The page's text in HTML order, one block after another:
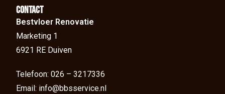
Contact
Bestvloer Renovatie
Marketing 1
6921 RE Duiven
Telefoon: 026 – 3217336
Email: info@bbsservice.nl